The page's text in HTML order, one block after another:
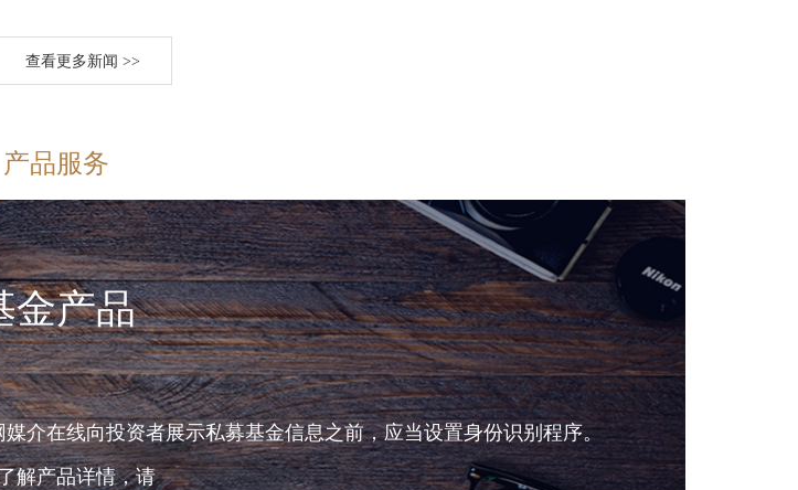
查看更多新闻 >>
产品服务
金产品
介在线向投资者展示私募基金信息之前，应当设置身份识别程序。
解产品详情，请